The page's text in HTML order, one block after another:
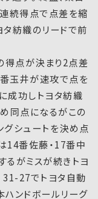
続得点で点差を縮
紡織のリードで前
得点が決まり2点差
玉井が速攻で点を
成功しトヨタ紡織
同点になるがこの
シュートを決め点
14番佐藤・17番中
がミスが続きトヨ
31-27でトヨタ自動
ンドボールリーグ